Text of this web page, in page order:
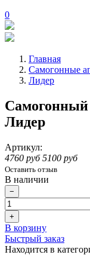
0
Главная
Самогонные
Лидер
Самогонный
Лидер
Артикул:
4760 руб 5100 руб
Оставить отзыв
В наличии
−
+
В корзину
Быстрый заказ
Находится в